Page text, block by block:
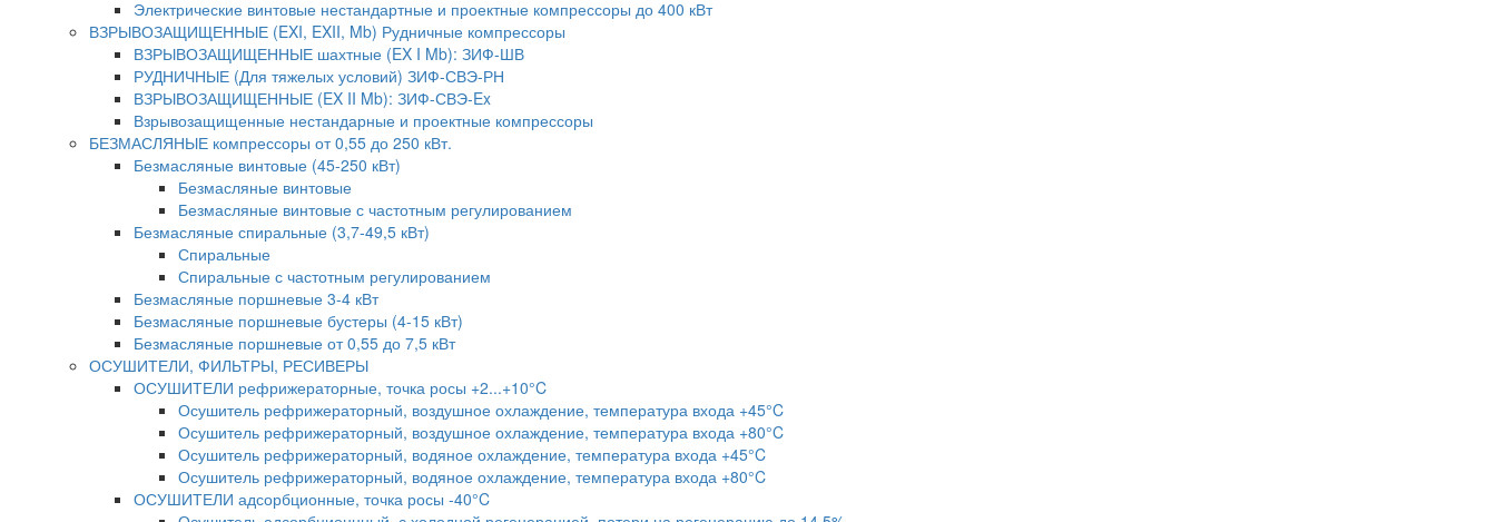
Электрические винтовые нестандартные и проектные компрессоры до 400 кВт
ВЗРЫВОЗАЩИЩЕННЫЕ (EXI, EXII, Mb) Рудничные компрессоры
ВЗРЫВОЗАЩИЩЕННЫЕ шахтные (EX I Mb): ЗИФ-ШВ
РУДНИЧНЫЕ (Для тяжелых условий) ЗИФ-СВЭ-РН
ВЗРЫВОЗАЩИЩЕННЫЕ (EX II Mb): ЗИФ-СВЭ-Ex
Взрывозащищенные нестандарные и проектные компрессоры
БЕЗМАСЛЯНЫЕ компрессоры от 0,55 до 250 кВт.
Безмасляные винтовые (45-250 кВт)
Безмасляные винтовые
Безмасляные винтовые с частотным регулированием
Безмасляные спиральные (3,7-49,5 кВт)
Спиральные
Спиральные с частотным регулированием
Безмасляные поршневые 3-4 кВт
Безмасляные поршневые бустеры (4-15 кВт)
Безмасляные поршневые от 0,55 до 7,5 кВт
ОСУШИТЕЛИ, ФИЛЬТРЫ, РЕСИВЕРЫ
ОСУШИТЕЛИ рефрижераторные, точка росы +2...+10°C
Осушитель рефрижераторный, воздушное охлаждение, температура входа +45°C
Осушитель рефрижераторный, воздушное охлаждение, температура входа +80°C
Осушитель рефрижераторный, водяное охлаждение, температура входа +45°C
Осушитель рефрижераторный, водяное охлаждение, температура входа +80°C
ОСУШИТЕЛИ адсорбционные, точка росы -40°C